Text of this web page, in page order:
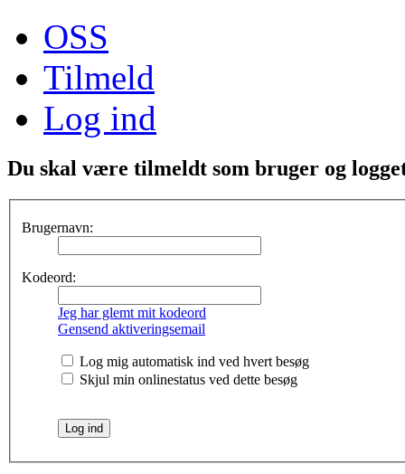
OSS
Tilmeld
Log ind
Du skal være tilmeldt som bruger og
Brugernavn:
Kodeord:
Jeg har glemt mit kodeord
Gensend aktiveringsemail
Log mig automatisk ind ved hvert besøg
Skjul min onlinestatus ved dette besøg